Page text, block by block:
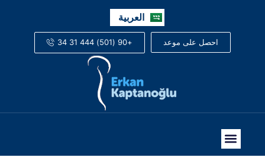
العربية
Русский
احصل على موعد +90 (501) 444 31 34